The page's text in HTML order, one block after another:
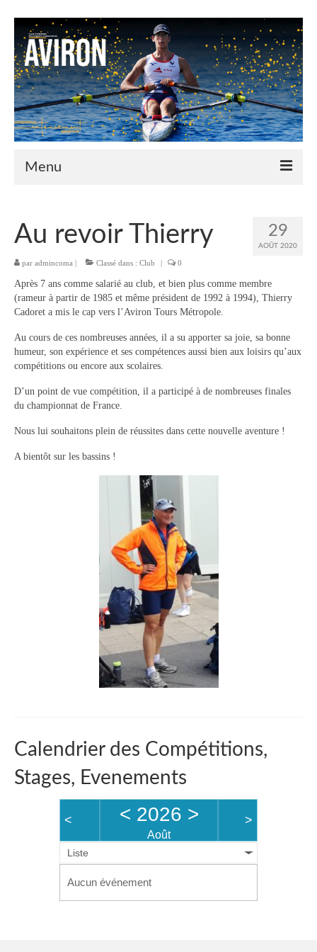
Menu
Nos couleurs
Historique
Plan d’accès
Palmarès
l’Aviron
Description du coup d’aviron
Section « Compétition »
Calendrier des Compétitions
Catégories
Entraînements
Résultats
Stages
Section « Jeunes »
Section « Loisir-Master »
Régates
29
AOÛT 2020
Au revoir Thierry
par admincoma | Classé dans : Club | 0
Après 7 ans comme salarié au club, et bien plus comme membre
(rameur à partir de 1985 et même président de 1992 à 1994), Thierry
Cadoret a mis le cap vers l’Aviron Tours Métropole.
Au cours de ces nombreuses années, il a su apporter sa joie, sa bonne
humeur, son expérience et ses compétences aussi bien aux loisirs qu’aux
compétitions ou encore aux scolaires.
D’un point de vue compétition, il a participé à de nombreuses finales
du championnat de France.
Nous lui souhaitons plein de réussites dans cette nouvelle aventure !
A bientôt sur les bassins !
Calendrier des Compétitions,
Stages, Evenements
< < 2026 >
Août
>
Liste
Aucun événement